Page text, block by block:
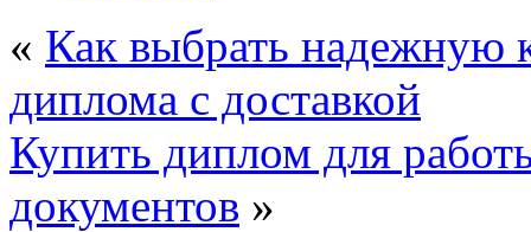
« Как выбрать надежную
диплома с доставкой
Купить диплом для
документов »